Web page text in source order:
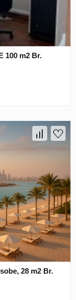
100 m2 Br.
28 m2 Br.